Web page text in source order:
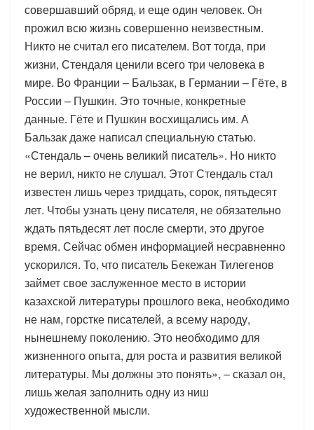
совершавший обряд, и еще один человек. Он
прожил всю жизнь совершенно неизвестным.
Никто не считал его писателем. Вот тогда, при
жизни, Стендаля ценили всего три человека в
мире. Во Франции – Бальзак, в Германии – Гёте, в
России – Пушкин. Это точные, конкретные
данные. Гёте и Пушкин восхищались им. А
Бальзак даже написал специальную статью.
«Стендаль – очень великий писатель». Но никто
не верил, никто не слушал. Этот Стендаль стал
известен лишь через тридцать, сорок, пятьдесят
лет. Чтобы узнать цену писателя, не обязательно
ждать пятьдесят лет после смерти, это другое
время. Сейчас обмен информацией несравненно
ускорился. То, что писатель Бекежан Тилегенов
займет свое заслуженное место в истории
казахской литературы прошлого века, необходимо
не нам, горстке писателей, а всему народу,
нынешнему поколению. Это необходимо для
жизненного опыта, для роста и развития великой
литературы. Мы должны это понять», – сказал он,
лишь желая заполнить одну из ниш
художественной мысли.